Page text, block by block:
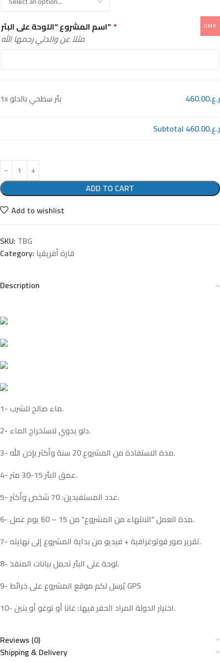
Panel
Panel
panel
Panel
satın al
panel
panel
panel
panel
panel
panel
panel
panel
panel
اسم المشروع “اللوحة على البئر”*
مثلاً عن والدتي رحمها الله
1xبئر سطحي بالدلو ر.ع.460.00
Subtotal ر.ع.460.00
ADD TO CART
Add to wishlist
SKU: TBG
Category: قارة أفريقيا
Description
1- ماء صالح للشرب.
2- دلو يدوي لاستخراج الماء.
3- مدة الاستفادة من المشروع 20 سنة وأكثر بإذن الله.
4- عمق البئر 15-30 متر.
5- عدد المستفيدين: 70 شخص وأكثر.
6- مدة العمل “الانتهاء من المشروع” من 15 – 60 يوم عمل.
7- تقرير صور فوتوغرافية + فيديو من بداية المشروع إلى نهايته.
8- لوحة على البئر تحمل بيانات المنفذ.
9- يُرسل لكم موقع المشروع على خرائط GPS
10- اختيار الدولة المراد الحفر فيها: غانا أو توغو أو بنين.
Reviews (0)
Shipping & Delivery
OMR